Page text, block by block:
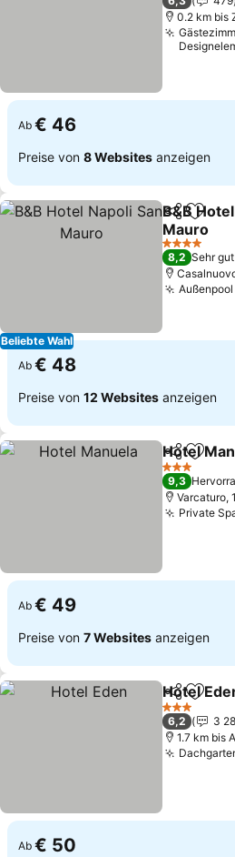
0.2 km bis
Ab € 46
Preise von 8 Websites anzeigen
Beliebte Wahl
TeilenZu
B&B
Mauro
4 Sterne
8,2 Sehr gut
Außenpool
Ab € 48
Preise von 12 Websites anzeigen
TeilenZu
Hotel
3 Sterne
9,3
Varcaturo,
Private
Ab € 49
Preise von 7 Websites anzeigen
TeilenZu
Hotel
3 Sterne
6,2
3
1.7 km bis
Ab € 50